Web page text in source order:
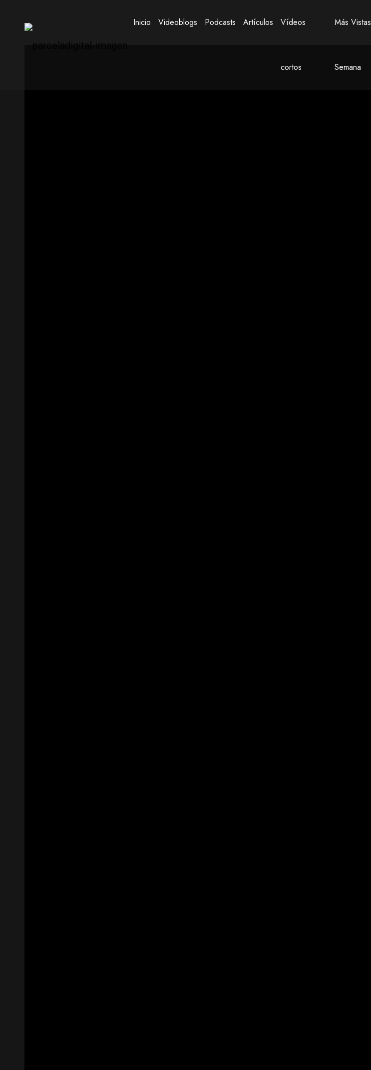
Inicio Videoblogs Podcasts Artículos Vídeos
cortos
Más Vistas
Semana